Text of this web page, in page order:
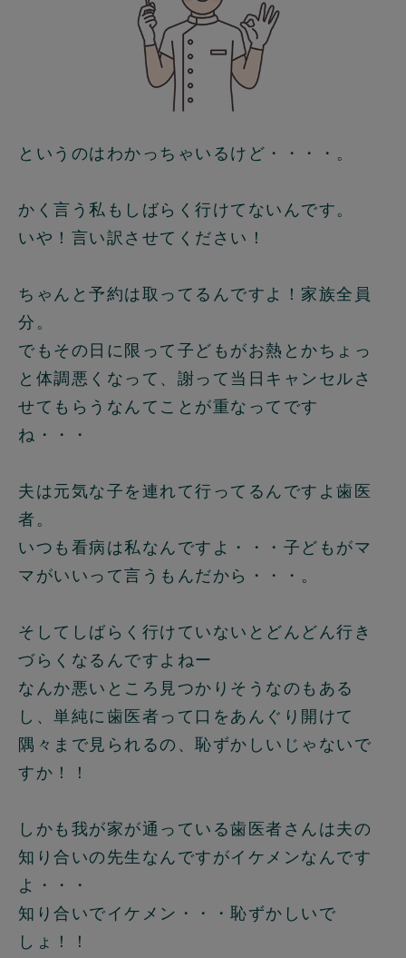
というのはわかっちゃいるけど・・・・。
かく言う私もしばらく行けてないんです。
いや！言い訳させてください！
ちゃんと予約は取ってるんですよ！家族全員
分。
でもその日に限って子どもがお熱とかちょっ
と体調悪くなって、謝って当日キャンセルさ
せてもらうなんてことが重なってです
ね・・・
夫は元気な子を連れて行ってるんですよ歯医
者。
いつも看病は私なんですよ・・・子どもがマ
マがいいって言うもんだから・・・。
そしてしばらく行けていないとどんどん行き
づらくなるんですよねー
なんか悪いところ見つかりそうなのもある
し、単純に歯医者って口をあんぐり開けて
隅々まで見られるの、恥ずかしいじゃないで
すか！！
しかも我が家が通っている歯医者さんは夫の
知り合いの先生なんですがイケメンなんです
よ・・・
知り合いでイケメン・・・恥ずかしいで
しょ！！